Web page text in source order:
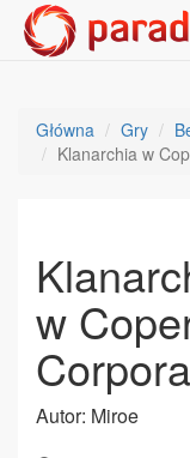
Główna Gry
Klanarchia w
w
Autor: Miroe